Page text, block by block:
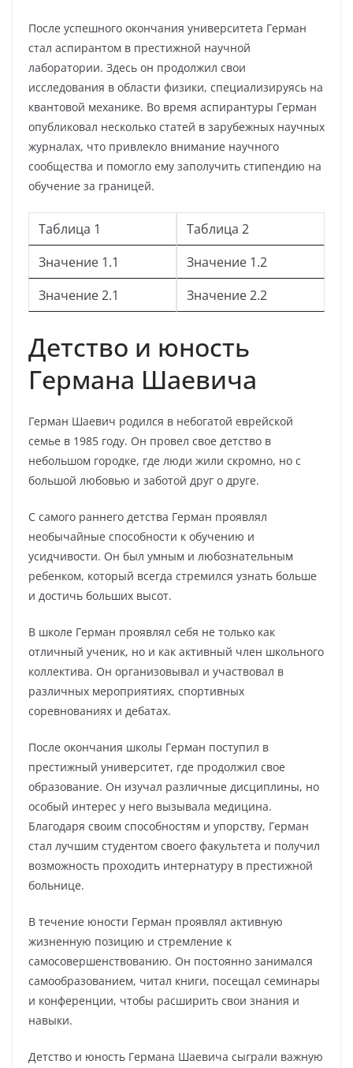
После успешного окончания университета Герман
стал аспирантом в престижной научной
лаборатории. Здесь он продолжил свои
исследования в области физики, специализируясь на
квантовой механике. Во время аспирантуры Герман
опубликовал несколько статей в зарубежных научных
журналах, что привлекло внимание научного
сообщества и помогло ему заполучить стипендию на
обучение за границей.
Таблица 1
Таблица 2
Значение 1.1
Значение 1.2
Значение 2.1
Значение 2.2
Детство и юность
Германа Шаевича
Герман Шаевич родился в небогатой еврейской
семье в 1985 году. Он провел свое детство в
небольшом городке, где люди жили скромно, но с
большой любовью и заботой друг о друге.
С самого раннего детства Герман проявлял
необычайные способности к обучению и
усидчивости. Он был умным и любознательным
ребенком, который всегда стремился узнать больше
и достичь больших высот.
В школе Герман проявлял себя не только как
отличный ученик, но и как активный член школьного
коллектива. Он организовывал и участвовал в
различных мероприятиях, спортивных
соревнованиях и дебатах.
После окончания школы Герман поступил в
престижный университет, где продолжил свое
образование. Он изучал различные дисциплины, но
особый интерес у него вызывала медицина.
Благодаря своим способностям и упорству, Герман
стал лучшим студентом своего факультета и получил
возможность проходить интернатуру в престижной
больнице.
В течение юности Герман проявлял активную
жизненную позицию и стремление к
самосовершенствованию. Он постоянно занимался
самообразованием, читал книги, посещал семинары
и конференции, чтобы расширить свои знания и
навыки.
Детство и юность Германа Шаевича сыграли важную